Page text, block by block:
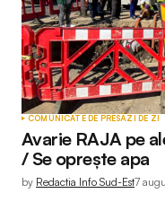
COMUNICATE DE PRESĂZI DE ZI
Avarie RAJA pe
/ Se oprește apa
by Redactia Info Sud-Est7